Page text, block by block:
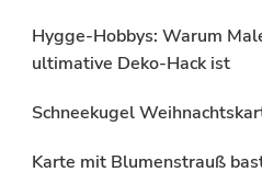
Hygge-Hobbys: Warum
ultimative Deko-Hack ist
Schneekugel
Karte mit Blumenstrauß